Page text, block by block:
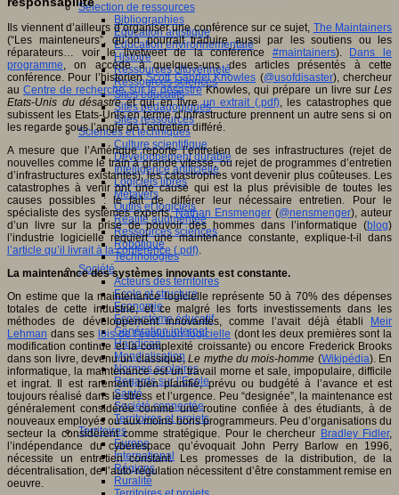
Sélection de ressources
Bibliographies
Education artistique
Education environnementale
Histoire
Ressources citoyenneté
Ressources sciences
Sites éducatifs
Sites pédagogiques
Sites ressources
Sciences et techniques
Culture scientifique
Développement durable
Intelligence artificielle
Logiciels libres
Métavers
Outils et logiciels
Réalité augmentée
Ressources sciences
Robotique
Technologies
Société
Acteurs des territoires
Ecole et structure
Economie
Ecosystème éducatif
Génération internet
Handicap
Mondialisation
Normes scolaires
Regards sur l’Ecole
Santé
Société connectée
Territoires et projets
Territoires
Europe
International
Régions
Ruralité
Ils viennent d’ailleurs d’organiser une conférence sur ce sujet, The Maintainers
(“Les mainteneurs”, qu’on pourrait traduire aussi par les soutiens ou les
réparateurs… voir le livetweet de la conférence #maintainers).
Dans le
programme, on accède à quelques-uns des articles présentés à cette
conférence. Pour l’historienScott Gabriel Knowles (@usofdisaster), chercheur
auCentre de recherche sur le désastreKnowles, qui prépare un livre surLes
Etats-Unis du désastreet qui en livreun extrait (.pdf), les catastrophes que
subissent les Etats-Unis en terme d’infrastructure prennent un autre sens si on
les regarde sous l’angle de l’entretien différé.
A mesure que l’Amérique reporte l’entretien de ses infrastructures (rejet de
nouvelles comme le train à grande vitesse, ou rejet de programmes d’entretien
d’infrastructures existantes), les catastrophes vont devenir plus coûteuses. Les
catastrophes à venir ont une cause qui est la plus prévisible de toutes les
causes possibles : le fait de différer leur nécessaire entretien. Pour le
spécialiste des systèmes experts,Nathan Ensmenger (@nensmenger), auteur
d’un livre sur la prise de pouvoir des hommes dans l’informatique (blog)
l’industrie logicielle requiert une maintenance constante, explique-t-il dans
l’article qu’il livrait à la conférence (.pdf).
La maintenance des systèmes innovants est constante.
On estime que la maintenance logicielle représente 50 à 70% des dépenses
totales de cette industrie, et ce malgré les forts investissements dans les
méthodes de développement innovantes, comme l’avait déjà établi
Meir
Lehman dans ses lois de l’évolution logicielle (dont les deux premières sont la
modification continue et la complexité croissante) ou encore Frederick Brooks
dans son livre, devenu un classique,Le mythe du mois-homme (Wikipédia). En
informatique, la maintenance est un travail morne et sale, impopulaire, difficile
et ingrat. Il est rarement bien planifié, prévu ou budgété à l’avance et est
toujours réalisé dans le stress et l’urgence. Peu “designée”, la maintenance est
généralement considérée comme une routine confiée à des étudiants, à de
nouveaux employés ou aux moins bons programmeurs. Peu d’organisations du
secteur la considèrent comme stratégique. Pour le chercheur Bradley Fidler,
l’indépendance du cyberespace qu’évoquait John Perry Barlow en 1996,
nécessite un entretien constant. Les promesses de la distribution, de la
décentralisation, de l’auto-régulation nécessitent d’être constamment remise en
oeuvre.